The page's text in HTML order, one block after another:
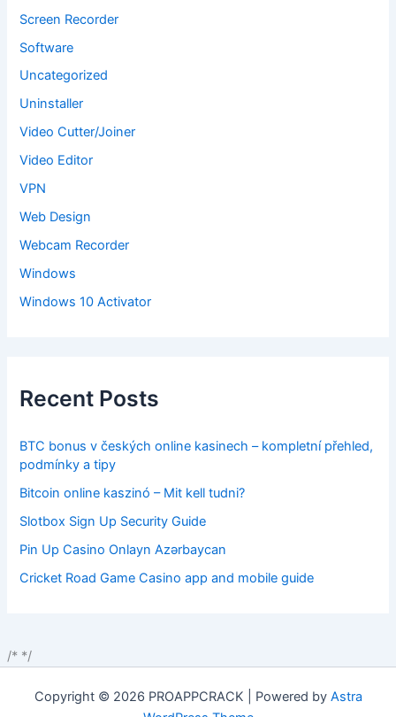
Screen Recorder
Software
Uncategorized
Uninstaller
Video Cutter/Joiner
Video Editor
VPN
Web Design
Webcam Recorder
Windows
Windows 10 Activator
Recent Posts
BTC bonus v českých online kasinech – kompletní přehled,
podmínky a tipy
Bitcoin online kaszinó – Mit kell tudni?
Slotbox Sign Up Security Guide
Pin Up Casino Onlayn Azərbaycan
Cricket Road Game Casino app and mobile guide
/* */
Copyright © 2026 PROAPPCRACK | Powered by Astra